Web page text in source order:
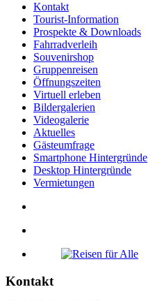
Kontakt
Tourist-Information
Prospekte & Downloads
Fahrradverleih
Souvenirshop
Gruppenreisen
Öffnungszeiten
Virtuell erleben
Bildergalerien
Videogalerie
Aktuelles
Gästeumfrage
Smartphone Hintergründe
Desktop Hintergründe
Vermietungen
Kontakt